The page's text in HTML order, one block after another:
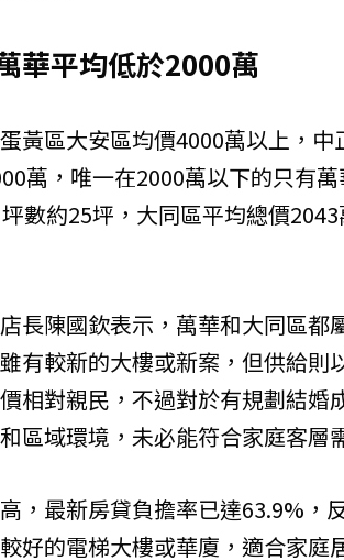
華平均低於2000萬
黃區大安區均價4000萬以上，中
萬，唯一在2000萬以下的只有
數約25坪，大同區平均總價
長陳國欽表示，萬華和大同區都
有較新的大樓或新案，但供給則
相對親民，不過對於有規劃結婚
區域環境，未必能符合家庭客層
，最新房貸負擔率已達63.9%，
好的電梯大樓或華廈，適合家庭